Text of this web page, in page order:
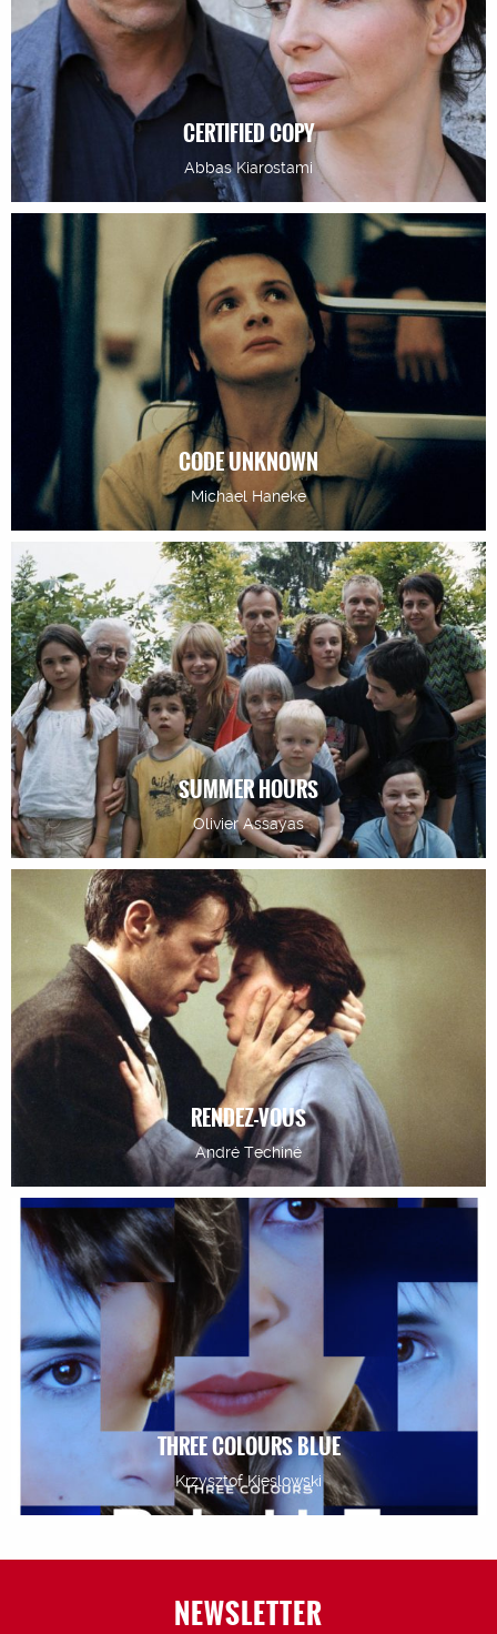
CERTIFIED COPY
Abbas Kiarostami
CODE UNKNOWN
Michael Haneke
SUMMER HOURS
Olivier Assayas
RENDEZ-VOUS
André Techiné
THREE COLOURS BLUE
Krzysztof Kieslowski
NEWSLETTER